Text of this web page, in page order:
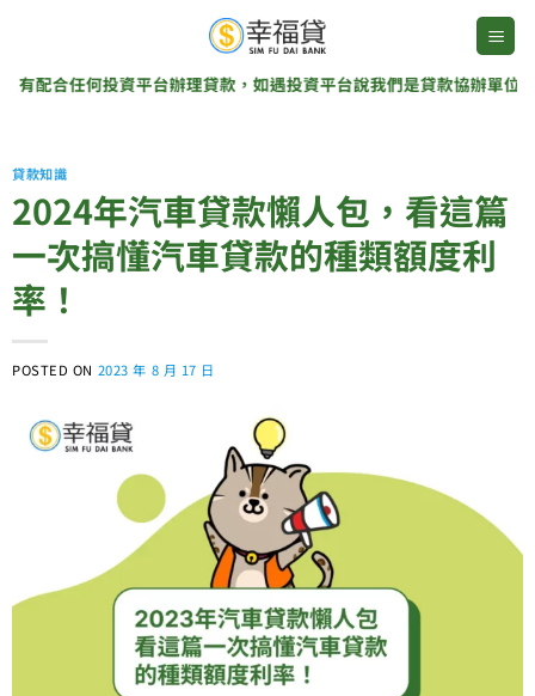
content
資平台辦理貸款，如遇投資平台說我們是貸款協辦單位，那是詐騙
貸款知識
2024年汽車貸款懶人包，看這篇
一次搞懂汽車貸款的種類額度利
率！
POSTED ON 2023 年 8 月 17 日